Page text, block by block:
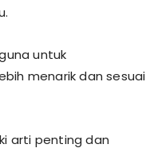
untuk
menarik dan sesuai
arti penting dan